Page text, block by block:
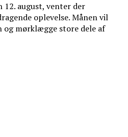
12. august, venter der
oplevelse. Månen vil
og mørklægge store dele af